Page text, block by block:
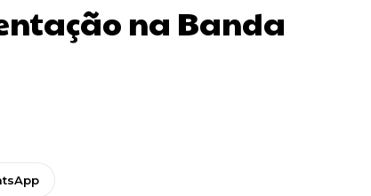
na Banda